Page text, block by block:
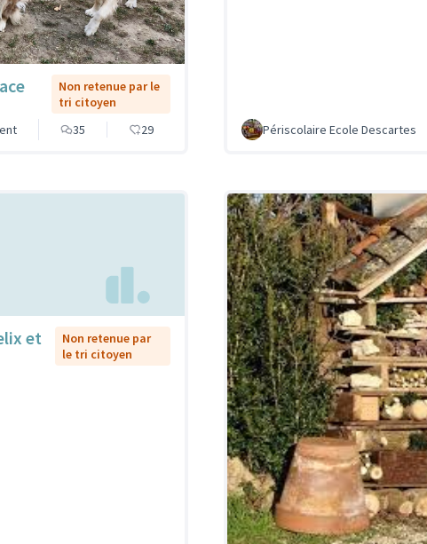
Non retenue par le
tri citoyen
35 29 Périscolaire Ecole Descartes
et
Non retenue par
le tri citoyen